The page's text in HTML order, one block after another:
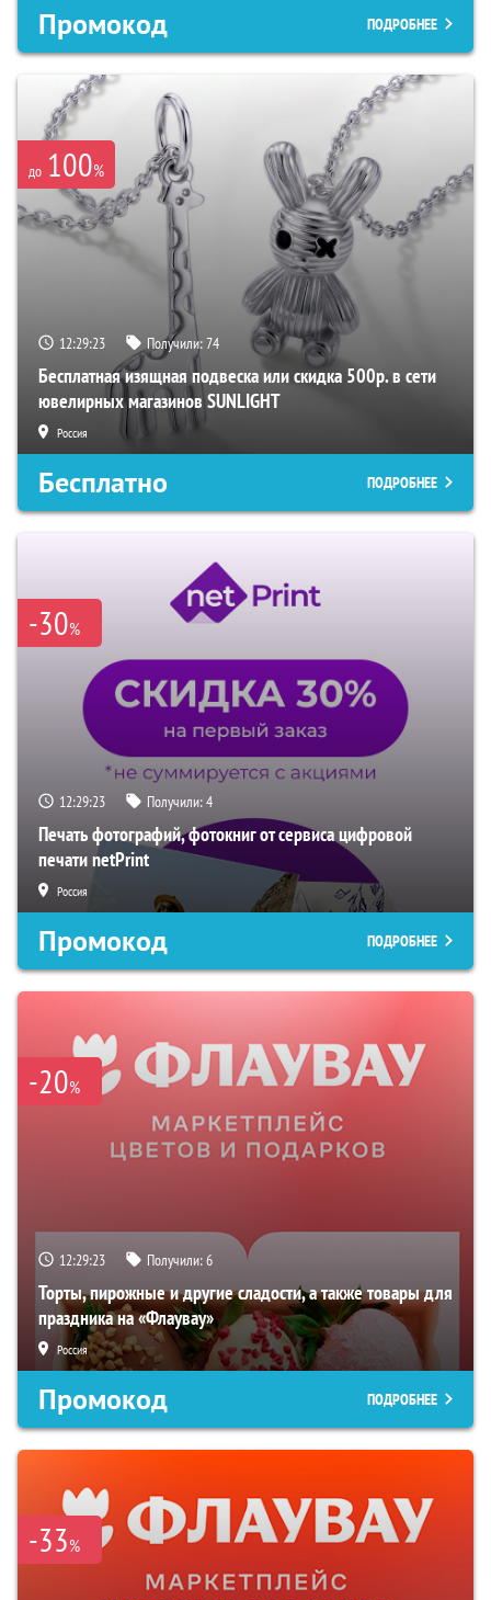
Промокод ПОДРОБНЕЕ
до 100%
12:29:22 Получили:74
Бесплатная изящная подвеска или скидка 500р. в сети
ювелирных магазинов SUNLIGHT
Россия
Бесплатно ПОДРОБНЕЕ
-30%
12:29:22 Получили:4
Печать фотографий, фотокниг от сервиса цифровой
печати netPrint
Россия
Промокод ПОДРОБНЕЕ
-20%
12:29:22 Получили:6
Торты, пирожные и другие сладости, а также товары для
праздника на «Флаувау»
Россия
Промокод ПОДРОБНЕЕ
-33%